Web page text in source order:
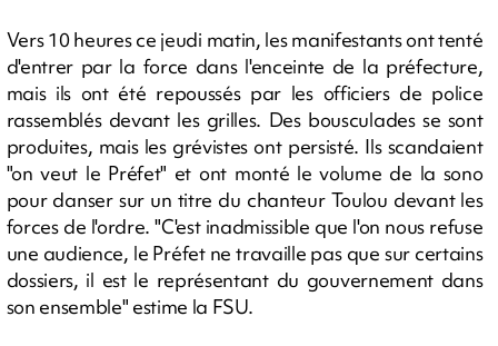
Vers 10 heures ce jeudi matin, les manifestants ont tenté
d'entrer par la force dans l'enceinte de la préfecture,
mais ils ont été repoussés par les officiers de police
rassemblés devant les grilles. Des bousculades se sont
produites, mais les grévistes ont persisté. Ils scandaient
"on veut le Préfet" et ont monté le volume de la sono
pour danser sur un titre du chanteur Toulou devant les
forces de l'ordre. "C'est inadmissible que l'on nous refuse
une audience, le Préfet ne travaille pas que sur certains
dossiers, il est le représentant du gouvernement dans
son ensemble" estime la FSU.